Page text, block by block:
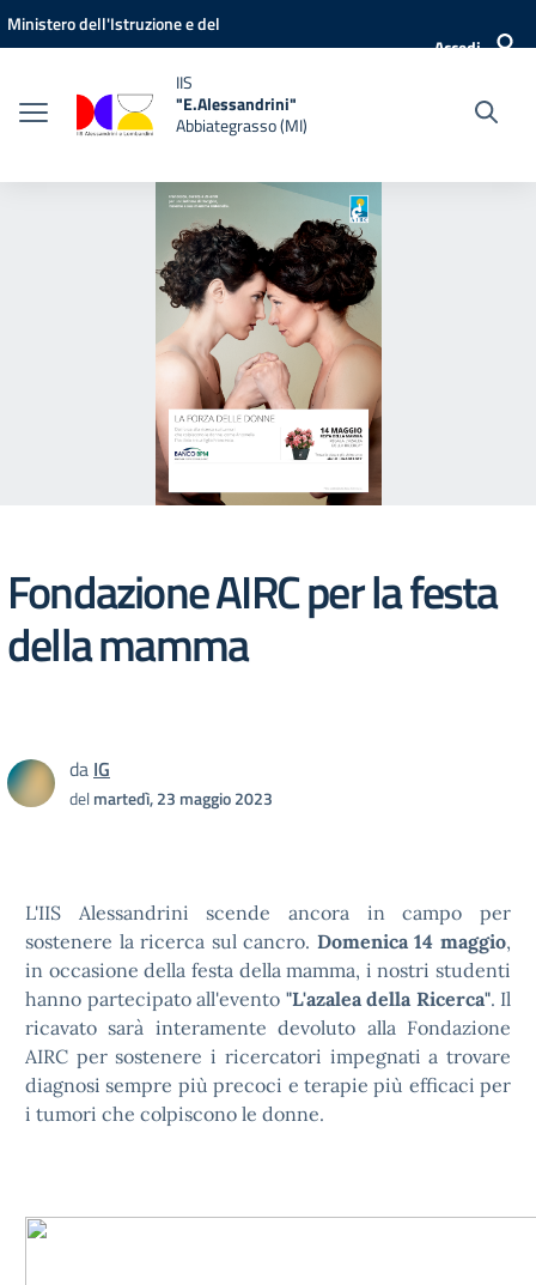
Vai ai contenuti
Vai al menu di navigazione
Vai al footer
Ministero dell'Istruzione e del
Accedi
IIS
"E.Alessandrini"
Abbiategrasso (MI)
Fondazione AIRC per la festa
della mamma
da IG
delmartedì, 23 maggio 2023
‌L'IIS Alessandrini scende ancora in campo per
sostenere la ricerca sul cancro. Domenica 14 maggio,
in occasione della festa della mamma, i nostri studenti
hanno partecipato all'evento "L'azalea della Ricerca". Il
ricavato sarà interamente devoluto alla Fondazione
AIRC per sostenere i ricercatori impegnati a trovare
diagnosi sempre più precoci e terapie più efficaci per
i tumori che colpiscono le donne.